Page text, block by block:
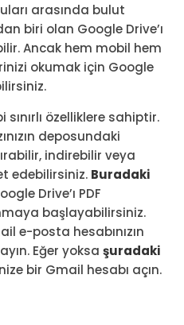
arasında bulut
biri olan Google Drive’ı
Ancak hem mobil hem
okumak için Google
sınırlı özelliklere sahiptir.
deposundaki
indirebilir veya
edebilirsiniz. Buradaki
Drive’ı PDF
başlayabilirsiniz.
e-posta hesabınızın
Eğer yoksa şuradaki
bir Gmail hesabı açın.